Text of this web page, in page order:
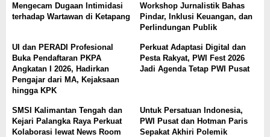
Mengecam Dugaan Intimidasi
terhadap Wartawan di Ketapang
Workshop Jurnalistik Bahas
Pindar, Inklusi Keuangan, dan
Perlindungan Publik
UI dan PERADI Profesional
Buka Pendaftaran PKPA
Angkatan I 2026, Hadirkan
Pengajar dari MA, Kejaksaan
hingga KPK
Perkuat Adaptasi Digital dan
Pesta Rakyat, PWI Fest 2026
Jadi Agenda Tetap PWI Pusat
SMSI Kalimantan Tengah dan
Kejari Palangka Raya Perkuat
Kolaborasi lewat News Room
Untuk Persatuan Indonesia,
PWI Pusat dan Hotman Paris
Sepakat Akhiri Polemik